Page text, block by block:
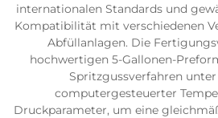
internationalen Standards und
Kompatibilität mit verschiedenen
Abfüllanlagen. Die
hochwertigen 5-Gallonen-
Spritzgussverfahren
computergesteuerter
Druckparameter, um eine